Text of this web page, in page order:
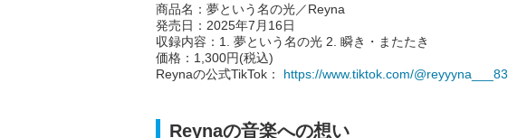
商品名：夢という名の光／Reyna
発売日：2025年7月16日
収録内容：1. 夢という名の光 2. 瞬き・またたき
価格：1,300円(税込)
Reynaの公式TikTok： https://www.tiktok.com/@reyyyna___83
Reynaの音楽への想い